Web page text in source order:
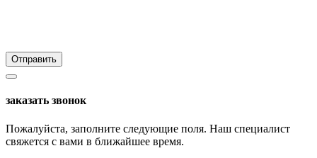
заказать звонок
Пожалуйста, заполните следующие поля. Наш специалист
свяжется с вами в ближайшее время.